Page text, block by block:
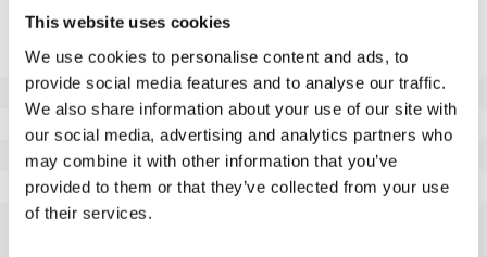
This website uses cookies
We use cookies to personalise content and ads, to
provide social media features and to analyse our traffic.
We also share information about your use of our site with
our social media, advertising and analytics partners who
may combine it with other information that you’ve
provided to them or that they’ve collected from your use
of their services.
marcante
Diâmetro da roda (mm)
125
Capacidade de carga (kg)
Tipo de rolamento
Rolamento deslizante
Altura total (mm)
155
Tamanho da placa superior